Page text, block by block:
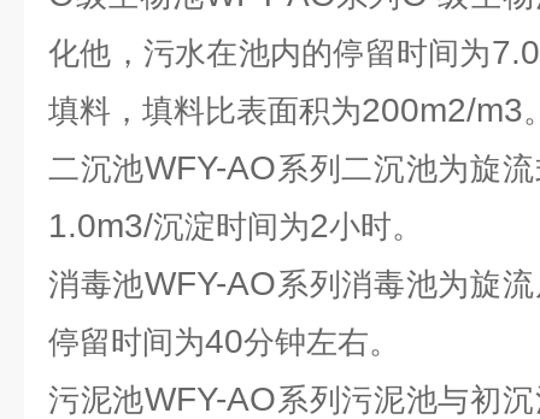
化他，污水在池内的停留时间为7.0
填料，填料比表面积为200m2/m3
二沉池WFY-AO系列二沉池为旋
1.0m3/沉淀时间为2小时。
消毒池WFY-AO系列消毒池为旋
停留时间为40分钟左右。
污泥池WFY-AO系列污泥池与初